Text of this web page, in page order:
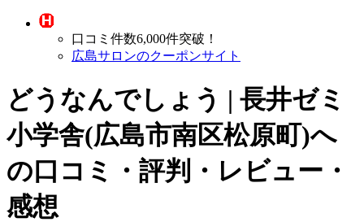
口コミ件数6,000件突破！
広島サロンのクーポンサイト
どうなんでしょう | 長井ゼミ
小学舎(広島市南区松原町)へ
の口コミ・評判・レビュー・
感想